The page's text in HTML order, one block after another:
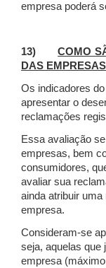
empresa poderá
13)COMO
DAS
Os indicadores
apresentar o
reclamações
Essa avaliação
empresas, bem
consumidores,
avaliar sua
ainda atribuir
empresa.
Consideram-se
seja, aquelas que
empresa